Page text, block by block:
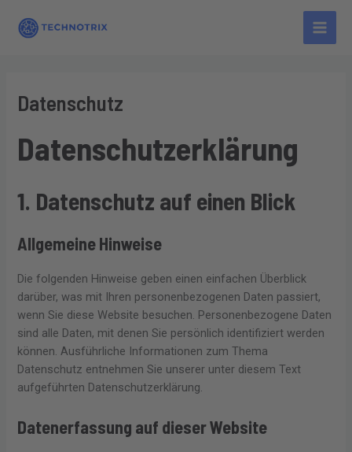
Inhalt
Main
Datenschutz
Datenschutz­erklärung
1. Datenschutz auf einen Blick
Allgemeine Hinweise
Die folgenden Hinweise geben einen einfachen Überblick
darüber, was mit Ihren personenbezogenen Daten passiert,
wenn Sie diese Website besuchen. Personenbezogene Daten
sind alle Daten, mit denen Sie persönlich identifiziert werden
können. Ausführliche Informationen zum Thema
Datenschutz entnehmen Sie unserer unter diesem Text
aufgeführten Datenschutzerklärung.
Datenerfassung auf dieser Website